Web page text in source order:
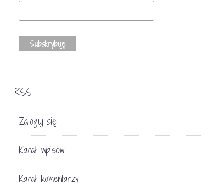
RSS
Zaloguj się
Kanał wpisów
Kanał komentarzy